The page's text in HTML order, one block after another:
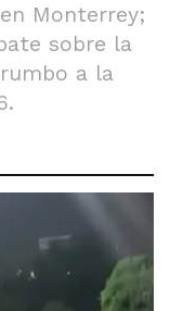
Monterrey;
sobre la
a la